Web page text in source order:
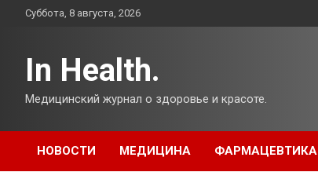
ПерейтиСуббота, 8 августа, 2026
In Health.
Медицинский журнал о здоровье и красоте.
НОВОСТИ МЕДИЦИНА ФАРМАЦЕВТИКА